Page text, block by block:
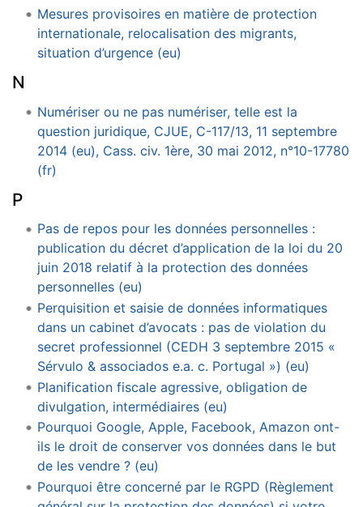
Mesures provisoires en matière de protection
internationale, relocalisation des migrants,
situation d’urgence (eu)
N
Numériser ou ne pas numériser, telle est la
question juridique, CJUE, C-117/13, 11 septembre
2014 (eu), Cass. civ. 1ère, 30 mai 2012, n°10-17780
(fr)
P
Pas de repos pour les données personnelles :
publication du décret d’application de la loi du 20
juin 2018 relatif à la protection des données
personnelles (eu)
Perquisition et saisie de données informatiques
dans un cabinet d’avocats : pas de violation du
secret professionnel (CEDH 3 septembre 2015 «
Sérvulo & associados e.a. c. Portugal ») (eu)
Planification fiscale agressive, obligation de
divulgation, intermédiaires (eu)
Pourquoi Google, Apple, Facebook, Amazon ont-
ils le droit de conserver vos données dans le but
de les vendre ? (eu)
Pourquoi être concerné par le RGPD (Règlement